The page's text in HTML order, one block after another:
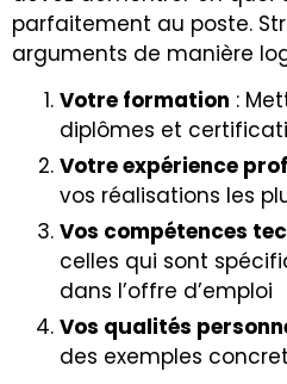
parfaitement au poste.
arguments de manière
Votre formation :
diplômes et
Votre expérience
vos réalisations les
Vos compétences
celles qui sont
dans l’offre d’emploi
Vos qualités
des exemples